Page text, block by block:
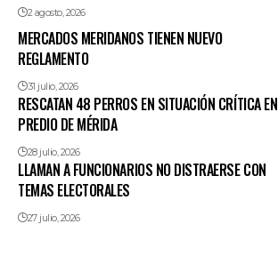
2 agosto, 2026
MERCADOS MERIDANOS TIENEN NUEVO
REGLAMENTO
31 julio, 2026
RESCATAN 48 PERROS EN SITUACIÓN CRÍTICA EN
PREDIO DE MÉRIDA
28 julio, 2026
LLAMAN A FUNCIONARIOS NO DISTRAERSE CON
TEMAS ELECTORALES
27 julio, 2026